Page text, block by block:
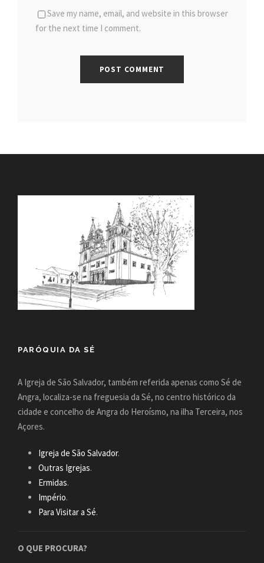
Save my name, email, and website in this browser
for the next time I comment.
PARÓQUIA DA SÉ
A Igreja de São Salvador, também referida apenas como Sé de
Angra, localiza-se na freguesia da Sé, no centro histórico da
cidade e concelho de Angra do Heroísmo, na ilha Terceira, nos
Açores.
Igreja de São Salvador.
Outras Igrejas.
Ermidas.
Império.
Para Visitar a Sé.
O QUE PROCURA?